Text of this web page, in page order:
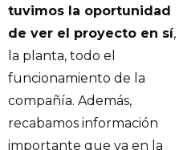
tuvimos la oportunidad
de ver el proyecto en sí,
la planta, todo el
funcionamiento de la
compañía. Además,
recabamos información
importante que va en la